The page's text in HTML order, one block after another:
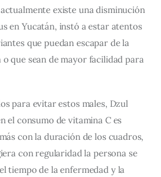
existe una disminución
en Yucatán, instó a estar atentos
que puedan escapar de la
que sean de mayor facilidad para
para evitar estos males, Dzul
el consumo de vitamina C es
con la duración de los cuadros,
con regularidad la persona se
tiempo de la enfermedad y la